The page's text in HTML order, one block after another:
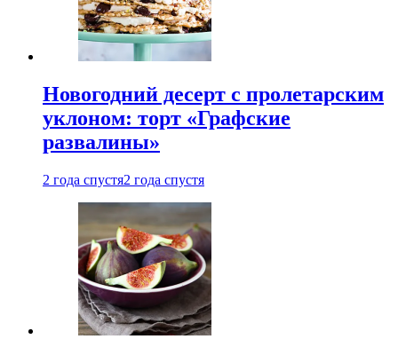
Новогодний десерт с пролетарским
уклоном: торт «Графские
развалины»
2 года спустя2 года спустя